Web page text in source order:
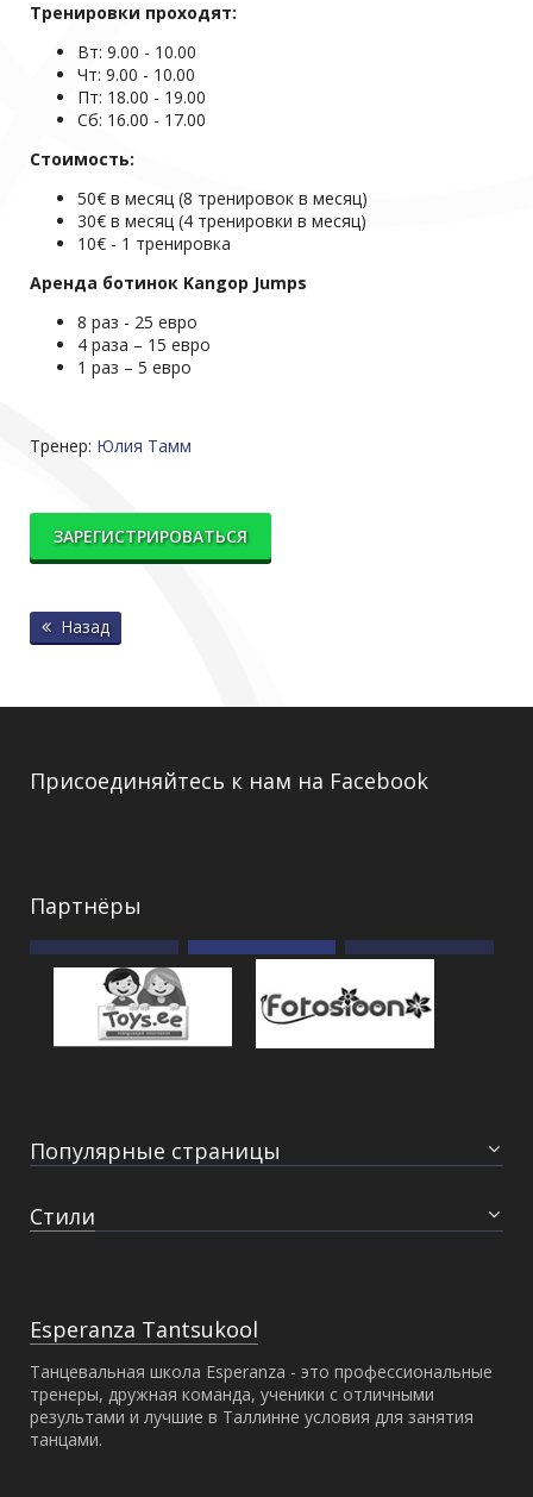
Тренировки проходят:
Вт: 9.00 - 10.00
Чт: 9.00 - 10.00
Пт: 18.00 - 19.00
Сб: 16.00 - 17.00
Стоимость:
50€ в месяц (8 тренировок в месяц)
30€ в месяц (4 тренировки в месяц)
10€ - 1 тренировка
Аренда ботинок Kangop Jumps
8 раз - 25 евро
4 раза – 15 евро
1 раз – 5 евро
Тренер: Юлия Тамм
ЗАРЕГИСТРИРОВАТЬСЯ
Назад
Присоединяйтесь к нам на Facebook
Партнёры
Популярные страницы
О школе
Новости
Залы
Стили
Свадебный вальс
Бальные танцы для взрослых
Соло Латина
Pro-Am
Esperanza Tantsukool
Танцевальная школа Esperanza - это профессиональные
тренеры, дружная команда, ученики с отличными
результами и лучшие в Таллинне условия для занятия
танцами.